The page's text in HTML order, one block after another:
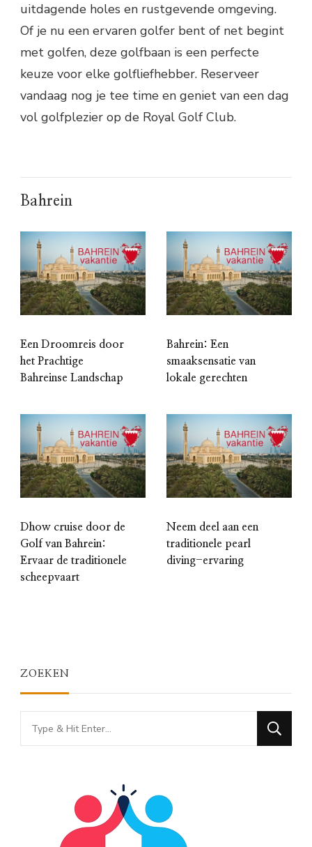
uitdagende holes en rustgevende omgeving.
Of je nu een ervaren golfer bent of net begint
met golfen, deze golfbaan is een perfecte
keuze voor elke golfliefhebber. Reserveer
vandaag nog je tee time en geniet van een dag
vol golfplezier op de Royal Golf Club.
Bahrein
Een Droomreis door
het Prachtige
Bahreinse Landschap
Bahrein: Een
smaaksensatie van
lokale gerechten
Dhow cruise door de
Golf van Bahrein:
Ervaar de traditionele
scheepvaart
Neem deel aan een
traditionele pearl
diving-ervaring
ZOEKEN
Looking
for